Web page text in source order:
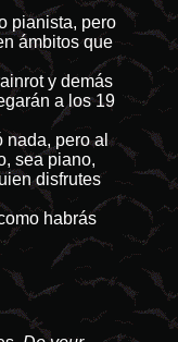
pianista, pero
ámbitos que
y demás
a los 19
pero al
sea piano,
disfrutes
habrás